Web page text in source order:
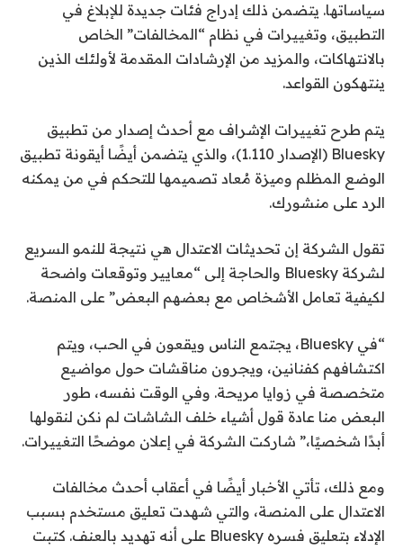
سياساتها. يتضمن ذلك إدراج فئات جديدة للإبلاغ في
التطبيق، وتغييرات في نظام “المخالفات” الخاص
بالانتهاكات، والمزيد من الإرشادات المقدمة لأولئك الذين
ينتهكون القواعد.
يتم طرح تغييرات الإشراف مع أحدث إصدار من تطبيق
Bluesky (الإصدار 1.110)، والذي يتضمن أيضًا أيقونة تطبيق
الوضع المظلم وميزة مُعاد تصميمها للتحكم في من يمكنه
الرد على منشورك.
تقول الشركة إن تحديثات الاعتدال هي نتيجة للنمو السريع
لشركة Bluesky والحاجة إلى “معايير وتوقعات واضحة
لكيفية تعامل الأشخاص مع بعضهم البعض” على المنصة.
“في Bluesky، يجتمع الناس ويقعون في الحب، ويتم
اكتشافهم كفنانين، ويجرون مناقشات حول مواضيع
متخصصة في زوايا مريحة. وفي الوقت نفسه، طور
البعض منا عادة قول أشياء خلف الشاشات لم نكن لنقولها
أبدًا شخصيًا،” شاركت الشركة في إعلان موضحًا التغييرات.
ومع ذلك، تأتي الأخبار أيضًا في أعقاب أحدث مخالفات
الاعتدال على المنصة، والتي شهدت تعليق مستخدم بسبب
الإدلاء بتعليق فسره Bluesky على أنه تهديد بالعنف. كتبت